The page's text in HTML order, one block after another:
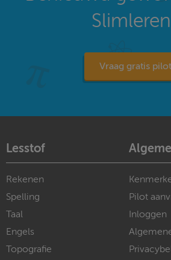
Vraag gratis
Lesstof
Rekenen
Spelling
Taal
Engels
Topografie
Pilot
Inloggen